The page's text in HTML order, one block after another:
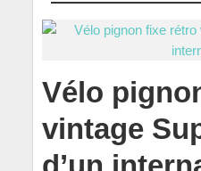
Vélo
vintage